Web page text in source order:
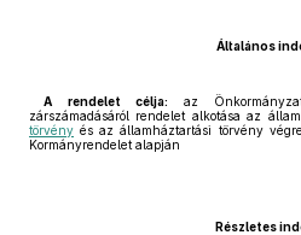
Általános
A rendelet célja: az
zárszámadásáról rendelet alkotása az
törvény és az államháztartási törvény
Kormányrendelet alapján
Részletes